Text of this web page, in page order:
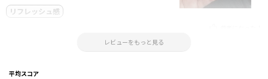
リフレッシュ感
レビューをもっと見る
平均スコア